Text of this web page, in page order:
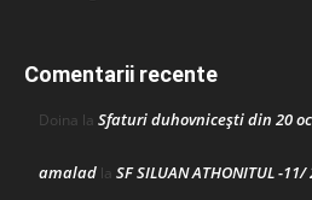
Comentarii recente
Doina la Sfaturi duhovnicești din 20
amalad la SF SILUAN ATHONITUL -11/